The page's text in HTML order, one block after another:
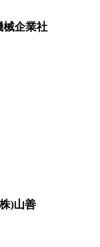
械企業社
)山善